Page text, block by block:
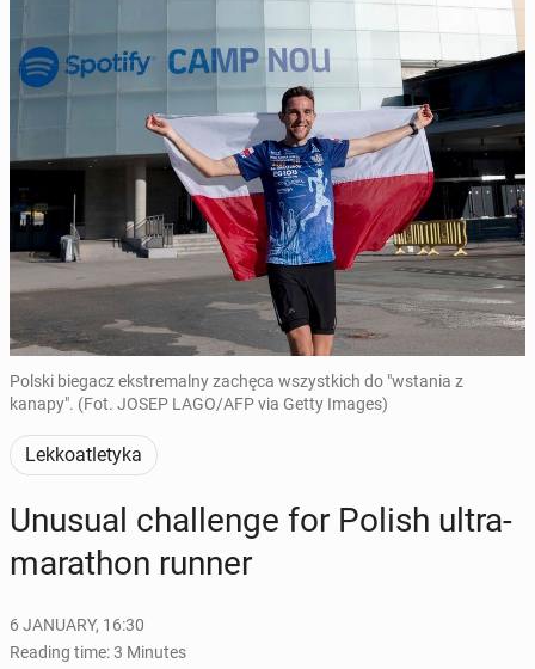
Polski biegacz ekstremalny zachęca wszystkich do "wstania z
kanapy". (Fot. JOSEP LAGO/AFP via Getty Images)
Lekkoatletyka
Unusual chal­lenge for Polish ul­tra­
ma­rathon runner
6 JANUARY, 16:30
Reading time: 3 Minutes